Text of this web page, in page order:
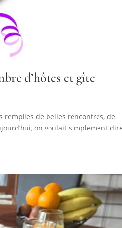
d’hôtes et gîte
remplies de belles rencontres, de
on voulait simplement